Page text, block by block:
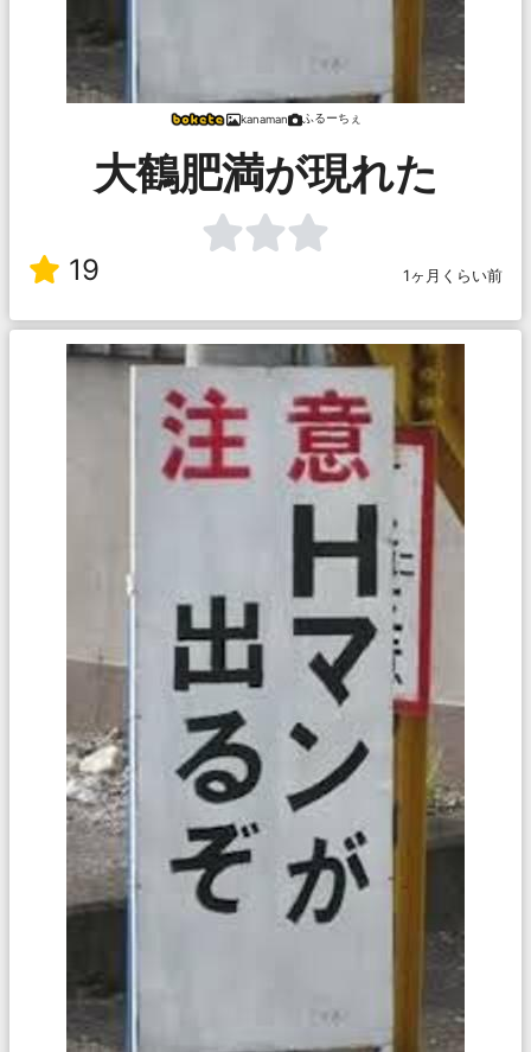
kanaman ふるーちぇ
大鶴肥満が現れた
19 1ヶ月くらい前